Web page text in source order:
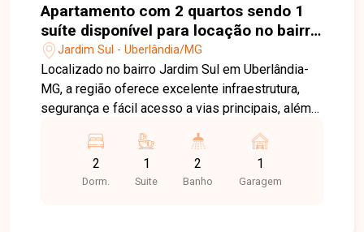
Apartamento com 2 quartos sendo 1
suíte disponível para locação no bairro
Jardim Sul em Uberlândia-MG
Jardim Sul - Uberlândia/MG
Localizado no bairro Jardim Sul em Uberlândia-
MG, a região oferece excelente infraestrutura,
segurança e fácil acesso a vias principais, além
apartamento de alto padrão conta com ambientes
climatizados com ar-condicionado, sala para 2
ambientes com ampla sacada gourmet, 2 quartos
2
Dorm.
1
Suite
2
Banho
1
Garagem